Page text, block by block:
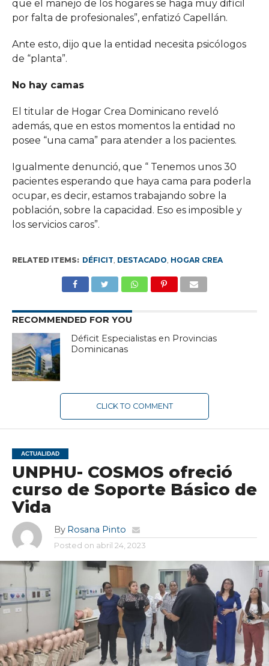
que el manejo de los hogares se haga muy difícil
por falta de profesionales”, enfatizó Capellán.
Ante esto, dijo que la entidad necesita psicólogos
de “planta”.
No hay camas
El titular de Hogar Crea Dominicano reveló
además, que en estos momentos la entidad no
posee “una cama” para atender a los pacientes.
Igualmente denunció, que “ Tenemos unos 30
pacientes esperando que haya cama para poderla
ocupar, es decir, estamos trabajando sobre la
población, sobre la capacidad. Eso es imposible y
los servicios caros”.
RELATED ITEMS: DÉFICIT, DESTACADO, HOGAR CREA
RECOMMENDED FOR YOU
Déficit Especialistas en Provincias
Dominicanas
CLICK TO COMMENT
ACTUALIDAD
UNPHU- COSMOS ofreció
curso de Soporte Básico de
Vida
By Rosana Pinto
Posted on abril 24, 2023